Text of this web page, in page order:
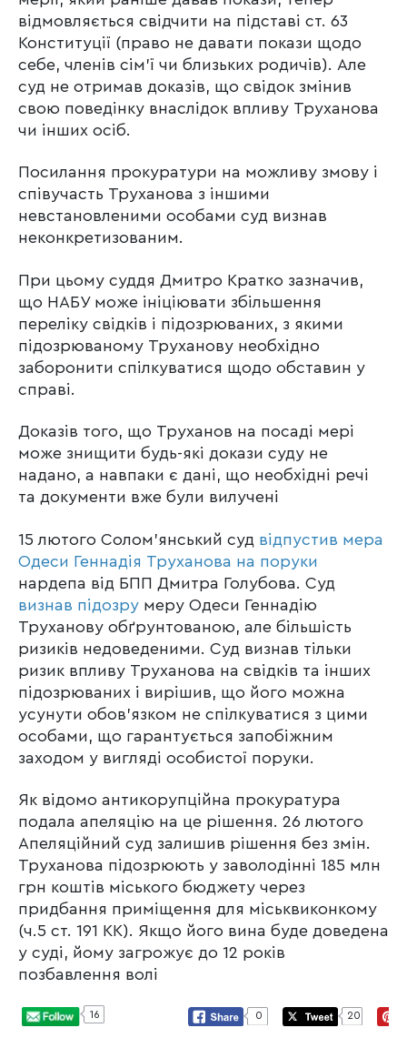
відмовляється свідчити на підставі ст. 63
Конституції (право не давати покази щодо
себе, членів сім’ї чи близьких родичів). Але
суд не отримав доказів, що свідок змінив
свою поведінку внаслідок впливу Труханова
чи інших осіб.
Посилання прокуратури на можливу змову і
співучасть Труханова з іншими
невстановленими особами суд визнав
неконкретизованим.
При цьому суддя Дмитро Кратко зазначив,
що НАБУ може ініціювати збільшення
переліку свідків і підозрюваних, з якими
підозрюваному Труханову необхідно
заборонити спілкуватися щодо обставин у
справі.
Доказів того, що Труханов на посаді мері
може знищити будь-які докази суду не
надано, а навпаки є дані, що необхідні речі
та документи вже були вилучені
15 лютого Солом’янський суд відпустив мера
Одеси Геннадія Труханова на поруки
нардепа від БПП Дмитра Голубова. Суд
визнав підозру меру Одеси Геннадію
Труханову обґрунтованою, але більшість
ризиків недоведеними. Суд визнав тільки
ризик впливу Труханова на свідків та інших
підозрюваних і вирішив, що його можна
усунути обов’язком не спілкуватися з цими
особами, що гарантується запобіжним
заходом у вигляді особистої поруки.
Як відомо антикорупційна прокуратура
подала апеляцію на це рішення. 26 лютого
Апеляційний суд залишив рішення без змін.
Труханова підозрюють у заволодінні 185 млн
грн коштів міського бюджету через
придбання приміщення для міськвиконкому
(ч.5 ст. 191 КК). Якщо його вина буде доведена
у суді, йому загрожує до 12 років
позбавлення волі
16 0 20